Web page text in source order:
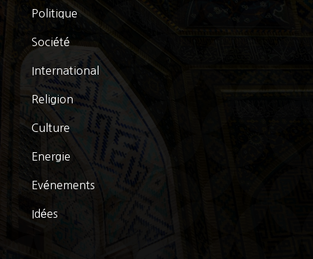
Politique
Société
International
Religion
Culture
Energie
Evénements
Idées